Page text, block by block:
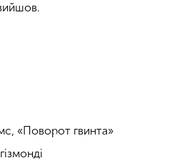
«Поворот гвинта»